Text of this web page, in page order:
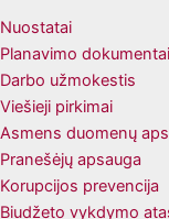
Nuostatai
Planavimo dokumentai
Darbo užmokestis
Viešieji pirkimai
Asmens duomenų
Pranešėjų apsauga
Korupcijos prevencija
Biudžeto vykdymo